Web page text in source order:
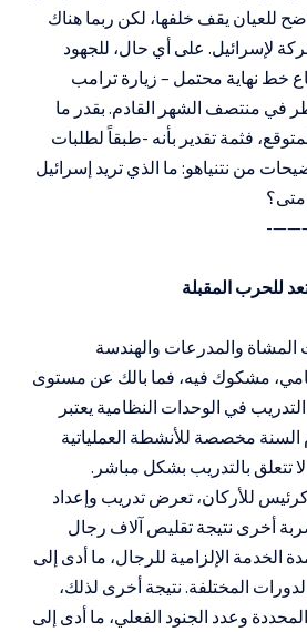
للعيان يقف خلفها، لكن ربما هناك
لإسرائيل. على أي حال، للجهود
خط نهاية محتمل – زيارة ترامب
في منتصف الشهر القادم. بقدر ما
فثمة تقدير بأنه -طبقاً لطلبات
من نتنياهو: ما الذي تريد إسرائيل
متى؟
للحرب المقبلة
والمدرعات والهندسة
مشكوك فيه، فما بالك عن مستوى
في الوحدات النظامية يعتبر
السنة مخصصة للأنشطة العملياتية
تتعلق بالتدريب بشكل مباشر.
للأركان، تعرض تدريب وإعداد
أخرى نتيجة تقليص آلاف رجال
الخدمة الإلزامية للرجال، ما أدى إلى
المختلفة. نتيجة أخرى لذلك،
وعدد الجنود الفعلي، ما أدى إلى